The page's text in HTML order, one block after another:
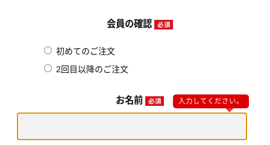
会員の確認 必須
初めてのご注文
2回目以降のご注文
お名前 必須 入力してください。